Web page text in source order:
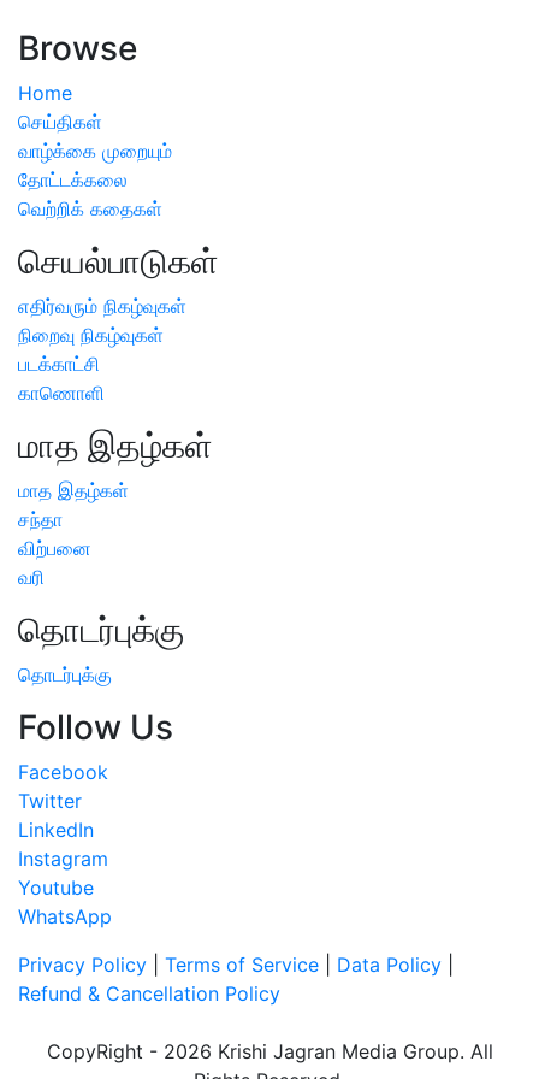
Browse
Home
செய்திகள்
வாழ்க்கை முறையும்
தோட்டக்கலை
வெற்றிக் கதைகள்
செயல்பாடுகள்
எதிர்வரும் நிகழ்வுகள்
நிறைவு நிகழ்வுகள்
படக்காட்சி
காணொளி
மாத இதழ்கள்
மாத இதழ்கள்
சந்தா
விற்பனை
வரி
தொடர்புக்கு
தொடர்புக்கு
Follow Us
Facebook
Twitter
LinkedIn
Instagram
Youtube
WhatsApp
Privacy Policy
Terms of Service Data Policy
Refund & Cancellation Policy
CopyRight - 2026 Krishi Jagran Media Group. All